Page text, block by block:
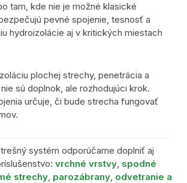
tam, kde nie je možné klasické
pevné spojenie, tesnosť a
hydroizolácie aj v kritických miestach
plochej strechy, penetrácia a
sú doplnok, ale rozhodujúci krok.
určuje, či bude strecha fungovať
systém odporúčame doplniť aj
vrchné vrstvy, spodné
strechy, parozábrany, odvetranie a